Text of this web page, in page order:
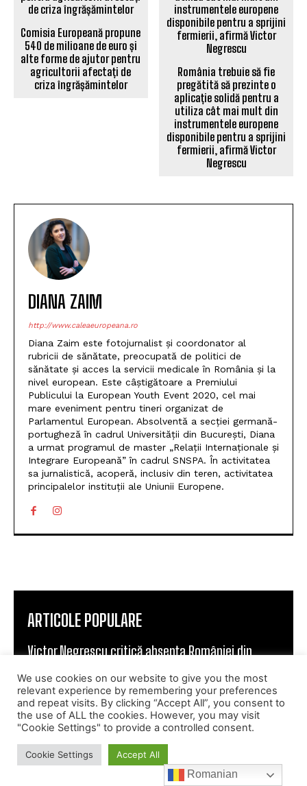
Comisia Europeană propune
540 de milioane de euro și
alte forme de ajutor pentru
agricultorii afectați de
criza îngrășămintelor
România trebuie să fie
pregătită să prezinte o
aplicație solidă pentru a
utiliza cât mai mult din
instrumentele europene
disponibile pentru a sprijini
fermierii, afirmă Victor
Negrescu
DIANA ZAIM
http://www.caleaeuropeana.ro
Diana Zaim este fotojurnalist și coordonator al
rubricii de sănătate, preocupată de politici de
sănătate și acces la servicii medicale în România și la
nivel european. Este câștigătoare a Premiului
Publicului la European Youth Event 2020, cel mai
mare eveniment pentru tineri organizat de
Parlamentul European. Absolventă a secției germană-
portugheză în cadrul Universității din București, Diana
a urmat programul de master „Relații Internaționale și
Integrare Europeană” în cadrul SNSPA. În activitatea
sa jurnalistică, acoperă, inclusiv din teren, activitatea
principalelor instituții ale Uniunii Europene.
ARTICOLE POPULARE
Victor Negrescu critică absența României din
România cu AI Factory. O voi face din nou cu AI...
Consilierul prezidențial Marius Lazurca, după vizita
la Washington: România își consolidează
angajamentele de apărare cu SUA și securitatea la
We use cookies on our website to give you the most
relevant experience by remembering your preferences
and repeat visits. By clicking “Accept All”, you consent to
the use of ALL the cookies. However, you may visit
"Cookie Settings" to provide a controlled consent.
Cookie Settings Accept All
Romanian